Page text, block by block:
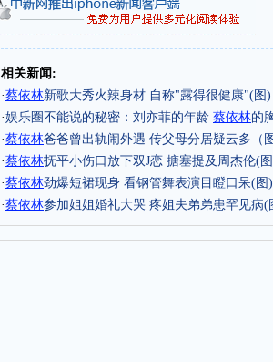
相关新闻:
·蔡依林新歌大秀火辣身材 自称"露得很健康"(图)
·娱乐圈不能说的秘密：刘亦菲的年龄 蔡依林的
·蔡依林爸爸曾出轨闹外遇 传父母分居疑云多（图
·蔡依林抚平小伤口放下双J恋 搪塞提及周杰伦(
·蔡依林劲爆短裙现身 看钢管舞表演目瞪口呆(图)
·蔡依林参加姐姐婚礼大哭 疼姐夫弟弟患罕见病(